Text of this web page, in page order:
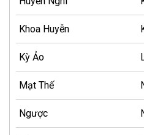
Khoa Huyễn
Kỳ Ảo
Mạt Thế
Ngược